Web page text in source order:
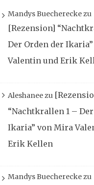
Mandys Buechereckezu
[Rezension]
Der Orden der
Valentin und Erik
Aleshaneezu
“Nachtkrallen 1 –
Ikaria” von Mira
Erik Kellen
Mandys Buechereckezu